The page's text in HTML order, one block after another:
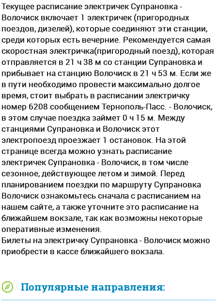
Текущее расписание электричек Супрановка -
Волочиск включает 1 электричек (пригородных
поездов, дизелей), которые соединяют эти станции,
среди которых есть вечерние. Рекомендуется самая
скоростная электричка(пригородный поезд), которая
отправляется в 21 ч 38 м со станции Супрановка и
прибывает на станцию Волочиск в 21 ч 53 м. Если же
в пути необходимо провести максимально долгое
время, стоит выбрать в расписании электричку
номер 6208 сообщением Тернополь-Пасс. - Волочиск,
в этом случае поездка займет 0 ч 15 м. Между
станциями Супрановка и Волочиск этот
электропоезд проезжает 1 остановок. На этой
странице всегда можно узнать расписание
электричек Супрановка - Волочиск, в том числе
сезонное, действующее летом и зимой. Перед
планированием поездки по маршруту Супрановка
Волочиск ознакомьтесь сначала с расписанием на
нашем сайте, а также уточните это расписание на
ближайшем вокзале, так как возможны некоторые
оперативные изменения.
Билеты на электричку Супрановка - Волочиск можно
приобрести в кассе ближайшего вокзала.
Популярные направления: